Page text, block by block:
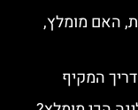
האם מומלץ,
המקיף